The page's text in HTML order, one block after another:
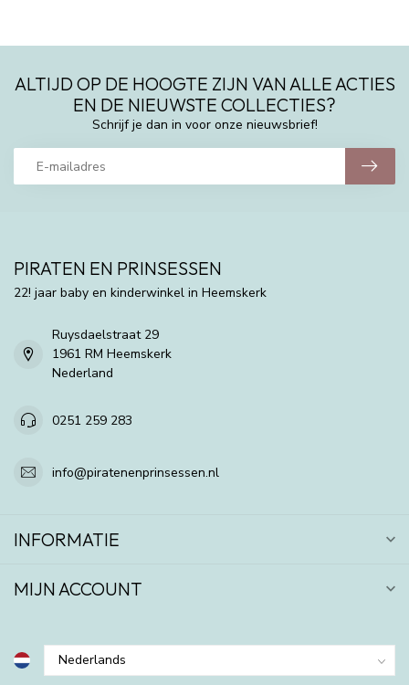
ALTIJD OP DE HOOGTE ZIJN VAN ALLE ACTIES
EN DE NIEUWSTE COLLECTIES?
Schrijf je dan in voor onze nieuwsbrief!
PIRATEN EN PRINSESSEN
22! jaar baby en kinderwinkel in Heemskerk
Ruysdaelstraat 29
1961 RM Heemskerk
Nederland
0251 259 283
info@piratenenprinsessen.nl
INFORMATIE
MIJN ACCOUNT